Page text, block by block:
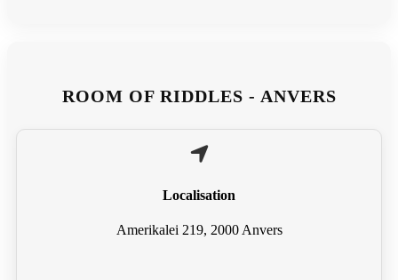
ROOM OF RIDDLES - ANVERS
Localisation
Amerikalei 219, 2000 Anvers